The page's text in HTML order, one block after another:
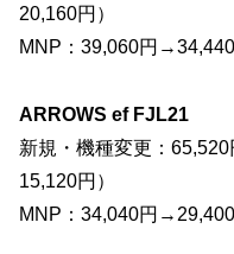
20,160円）
MNP：39,060円
ARROWS ef FJL21
新規・機種変更：
15,120円）
MNP：34,040円